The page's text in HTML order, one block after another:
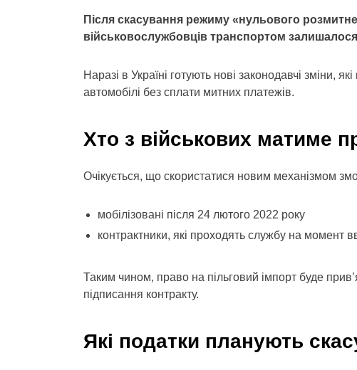
Після скасування режиму «нульового
військовослужбовців транспортом
Наразі в Україні готують нові законодавчі зміни,
автомобілі без сплати митних платежів.
Хто з військових матиме
Очікується, що скористатися новим механізмом
мобілізовані після 24 лютого 2022 року
контрактники, які проходять службу на момент
Таким чином, право на пільговий імпорт буде
підписання контракту.
Які податки планують